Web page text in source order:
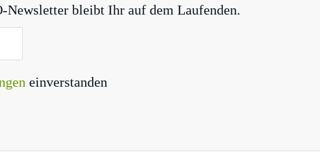
Newsletter bleibt Ihr auf dem Laufenden.
einverstanden